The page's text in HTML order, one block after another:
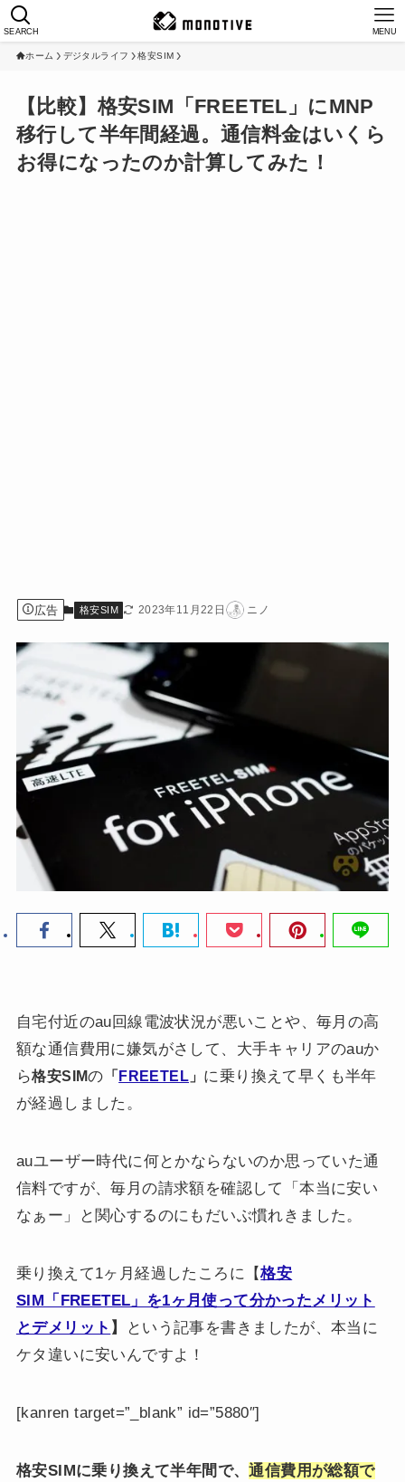
SEARCH MENU
ホーム デジタルライフ 格安SIM
【比較】格安SIM「FREETEL」にMNP
移行して半年間経過。通信料金はいくら
お得になったのか計算してみた！
広告 格安SIM 2023年11月22日 ニノ
自宅付近のau回線電波状況が悪いことや、毎月の高
額な通信費用に嫌気がさして、大手キャリアのauか
ら格安SIMの 「 FREETEL」 に乗り換えて早くも半年
が経過しました。
auユーザー時代に何とかならないのか思っていた通
信料ですが、毎月の請求額を確認して「本当に安い
なぁー」と関心するのにもだいぶ慣れきました。
乗り換えて1ヶ月経過したころに【格安
SIM「FREETEL」を1ヶ月使って分かったメリット
とデメリット 】
という記事を書きましたが、本当に
ケタ違いに安いんですよ！
[kanren target=”_blank” id=”5880″]
格安SIMに乗り換えて半年間で、通信費用が総額で